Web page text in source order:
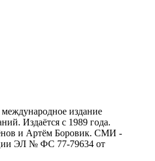
издание
Издаётся с 1989 года.
и Артём Боровик. CМИ -
ЭЛ № ФС 77-79634 от